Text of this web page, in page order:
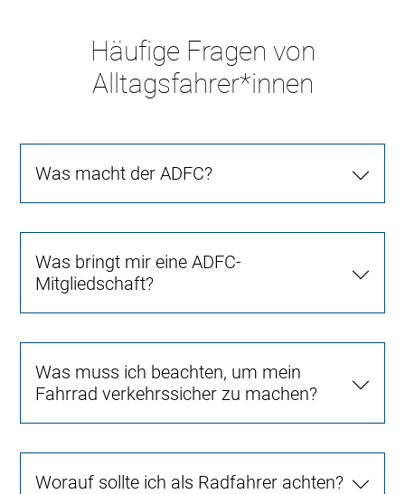
Häufige Fragen von
Alltagsfahrer*innen
Was macht der ADFC?
Was bringt mir eine ADFC-
Mitgliedschaft?
Was muss ich beachten, um mein
Fahrrad verkehrssicher zu machen?
Worauf sollte ich als Radfahrer achten?